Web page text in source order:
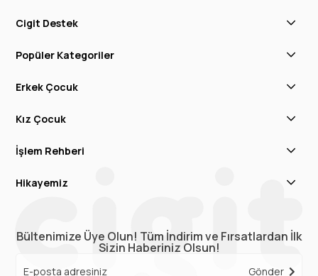
Cigit Destek
Popüler Kategoriler
Erkek Çocuk
Kız Çocuk
İşlem Rehberi
Hikayemiz
Bültenimize Üye Olun! Tüm İndirim ve Fırsatlardan İlk
Sizin Haberiniz Olsun!
Gönder